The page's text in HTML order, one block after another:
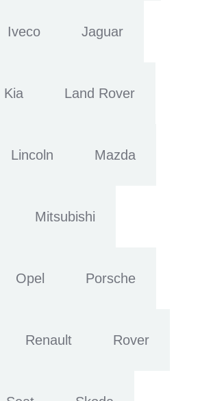
Iveco Jaguar
Kia Land Rover
Lincoln Mazda
Mitsubishi
Opel Porsche
Renault Rover